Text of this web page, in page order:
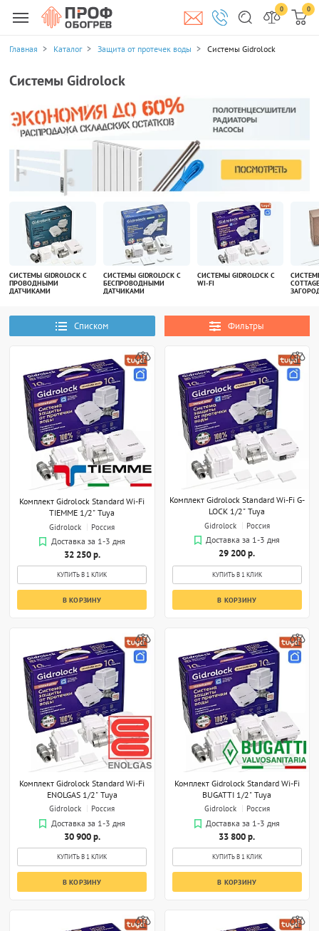
0 0
Главная Каталог Защита от протечек воды Системы Gidrolock
Системы Gidrolock
СИСТЕМЫ GIDROLOCK С
ПРОВОДНЫМИ
ДАТЧИКАМИ
СИСТЕМЫ GIDROLOCK С
БЕСПРОВОДНЫМИ
ДАТЧИКАМИ
СИСТЕМЫ GIDROLOCK С
WI-FI
Списком Фильтры
Комплект Gidrolock Standard Wi-Fi
TIEMME 1/2" Tuya
Gidrolock
Россия
Доставка за 1-3 дня
32 250 р.
КУПИТЬ В 1 КЛИК
В КОРЗИНУ
Комплект Gidrolock Standard Wi-Fi G-
LOCK 1/2" Tuya
Gidrolock
Россия
Доставка за 1-3 дня
29 200 р.
КУПИТЬ В 1 КЛИК
В КОРЗИНУ
Комплект Gidrolock Standard Wi-Fi
ENOLGAS 1/2" Tuya
Gidrolock
Россия
Доставка за 1-3 дня
30 900 р.
КУПИТЬ В 1 КЛИК
В КОРЗИНУ
Комплект Gidrolock Standard Wi-Fi
BUGATTI 1/2" Tuya
Gidrolock
Россия
Доставка за 1-3 дня
33 800 р.
КУПИТЬ В 1 КЛИК
В КОРЗИНУ